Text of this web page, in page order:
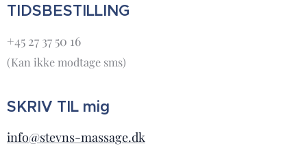
TIDSBESTILLING
+45 27 37 50 16
(Kan ikke modtage sms)
SKRIV TIL mig
info@stevns-massage.dk